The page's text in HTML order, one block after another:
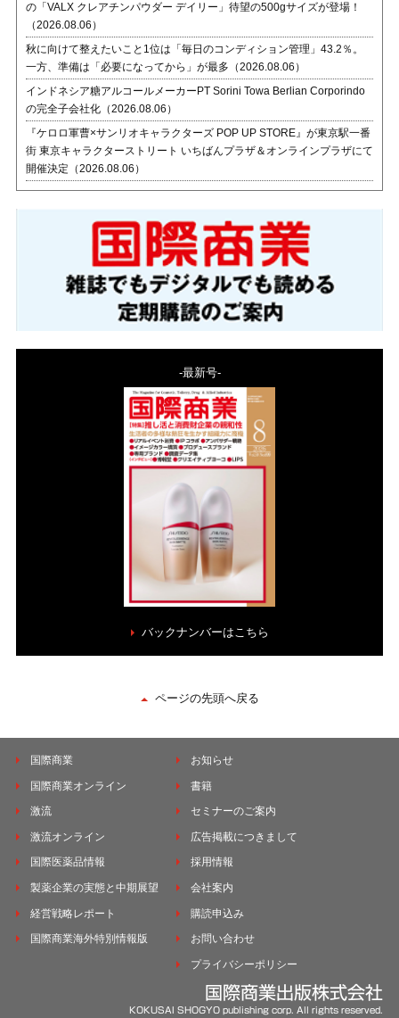
の「VALX クレアチンパウダー デイリー」待望の500gサイズが登場！
（2026.08.06）
秋に向けて整えたいこと1位は「毎日のコンディション管理」43.2％。
一方、準備は「必要になってから」が最多（2026.08.06）
インドネシア糖アルコールメーカーPT Sorini Towa Berlian Corporindo
の完全子会社化（2026.08.06）
『ケロロ軍曹×サンリオキャラクターズ POP UP STORE』が東京駅一番
街 東京キャラクターストリート いちばんプラザ＆オンラインプラザにて
開催決定（2026.08.06）
-最新号-
バックナンバーはこちら
ページの先頭へ戻る
国際商業
国際商業オンライン
激流
激流オンライン
国際医薬品情報
製薬企業の実態と中期展望
経営戦略レポート
国際商業海外特別情報版
お知らせ
書籍
セミナーのご案内
広告掲載につきまして
採用情報
会社案内
購読申込み
お問い合わせ
プライバシーポリシー